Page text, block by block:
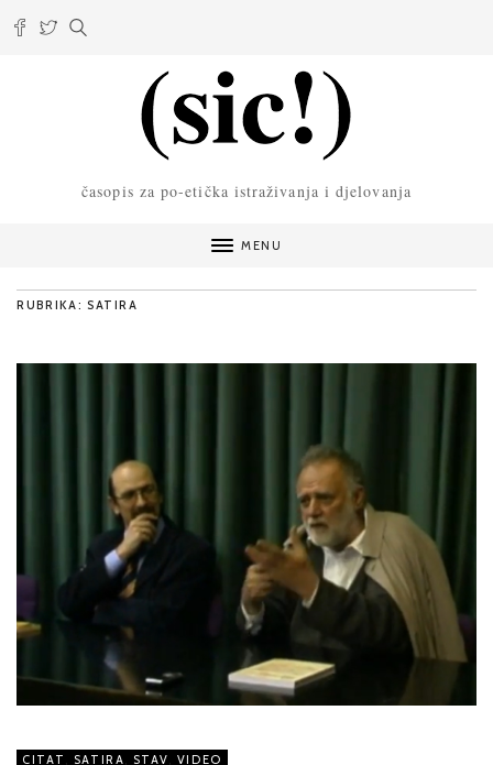
časopis za po-etička istraživanja i djelovanja
MENU
RUBRIKA: SATIRA
CITAT SATIRA STAV VIDEO